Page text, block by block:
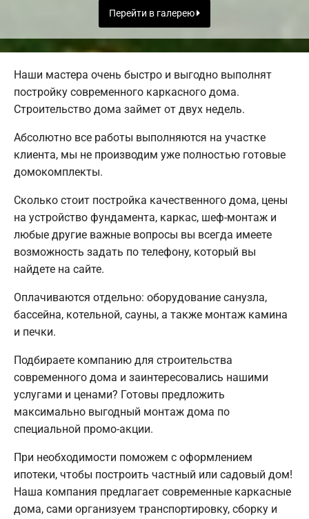
Перейти в галерею
Наши мастера очень быстро и выгодно выполнят
постройку современного каркасного дома.
Строительство дома займет от двух недель.
Абсолютно все работы выполняются на участке
клиента, мы не производим уже полностью готовые
домокомплекты.
Сколько стоит постройка качественного дома, цены
на устройство фундамента, каркас, шеф-монтаж и
любые другие важные вопросы вы всегда имеете
возможность задать по телефону, который вы
найдете на сайте.
Оплачиваются отдельно: оборудование санузла,
бассейна, котельной, сауны, а также монтаж камина
и печки.
Подбираете компанию для строительства
современного дома и заинтересовались нашими
услугами и ценами? Готовы предложить
максимально выгодный монтаж дома по
специальной промо-акции.
При необходимости поможем с оформлением
ипотеки, чтобы построить частный или садовый дом!
Наша компания предлагает современные каркасные
дома, сами организуем транспортировку, сборку и